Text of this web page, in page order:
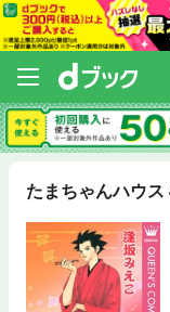
たまちゃんハウス